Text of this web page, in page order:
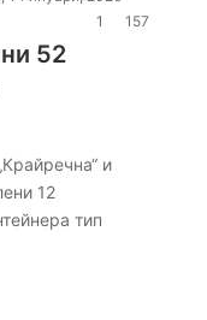
1
157
52
и
12
тип